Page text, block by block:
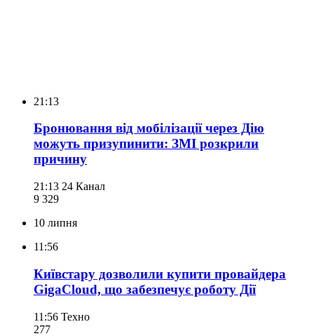
21:13
Бронювання від мобілізації через Дію
можуть призупинити: ЗМІ розкрили
причину
21:13 24 Канал
9 329
10 липня
11:56
Київстару дозволили купити провайдера
GigaCloud, що забезпечує роботу Дії
11:56 Техно
277